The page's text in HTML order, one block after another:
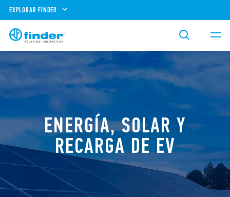
EXPLORAR FINDER
ENERGÍA, SOLAR Y
RECARGA DE EV